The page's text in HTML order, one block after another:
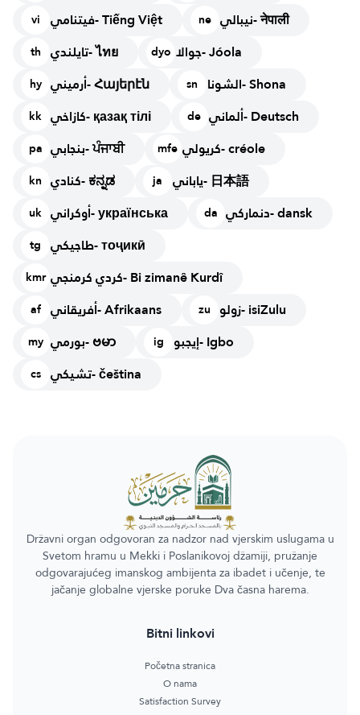
vi فيتنامي- Tiếng Việt ne نيبالي- नेपाली
th تايلندي- ไทย dyo جوالا- Jóola
hy أرميني- Հայերէն sn الشونا- Shona
kk كازاخي- қазақ тілі de ألماني- Deutsch
pa بنجابي- ਪੰਜਾਬੀ mfe كريولي- créole
kn كنادي- ಕನ್ನಡ ja ياباني- 日本語
uk أوكراني- українська da دنماركي- dansk
tg طاجيكي- тоҷикӣ
kmr كردي كرمنجي- Bi zimanê Kurdî
af أفريقاني- Afrikaans zu زولو- isiZulu
my بورمي- ဗမာ ig إيجبو- Igbo
cs تشيكي- čeština
Državni organ odgovoran za nadzor nad vjerskim uslugama u
Svetom hramu u Mekki i Poslanikovoj džamiji, pružanje
odgovarajućeg imanskog ambijenta za ibadet i učenje, te
jačanje globalne vjerske poruke Dva časna harema.
Bitni linkovi
Početna stranica
O nama
Satisfaction Survey